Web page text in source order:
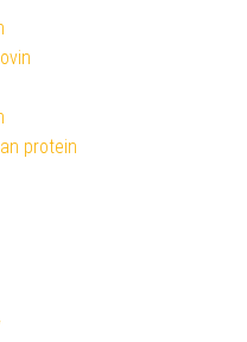
protein